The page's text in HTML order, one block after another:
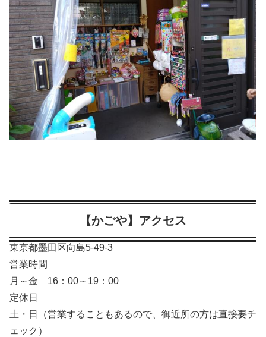
【かごや】アクセス
東京都墨田区向島5-49-3
営業時間
月～金 16：00～19：00
定休日
土・日（営業することもあるので、御近所の方は直接要チ
ェック）